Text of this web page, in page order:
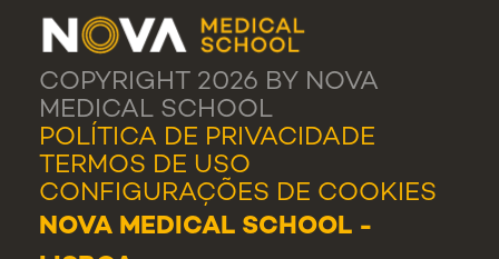
COPYRIGHT 2026 BY NOVA
MEDICAL SCHOOL
POLÍTICA DE PRIVACIDADE
TERMOS DE USO
CONFIGURAÇÕES DE COOKIES
NOVA MEDICAL SCHOOL -